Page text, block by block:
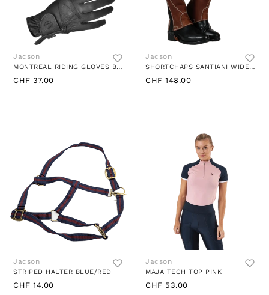
Jacson
MONTREAL RIDING GLOVES BLACK
CHF 37.00
Jacson
SHORTCHAPS SANTIANI WIDE BROWN
CHF 148.00
Jacson
STRIPED HALTER BLUE/RED
CHF 14.00
Jacson
MAJA TECH TOP PINK
CHF 53.00